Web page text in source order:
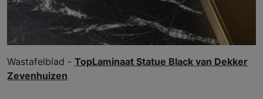
Wastafelblad - TopLaminaat Statue Black van Dekker
Zevenhuizen